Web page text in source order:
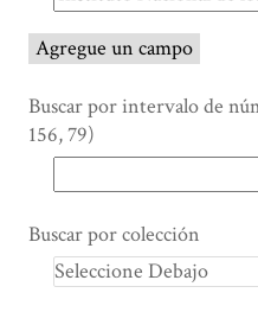
campo
específico":
1
Agregue un campo
Buscar por intervalo de
156, 79)
Buscar por colección